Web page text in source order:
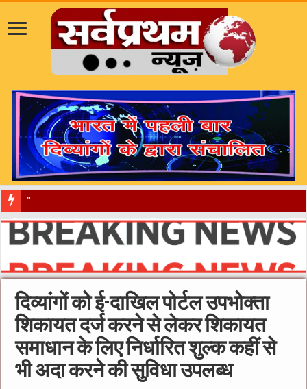
​”कानून तो बदल गया 2016 में, दिव्यांगों क
दिव्यांगों को ई-दाखिल पोर्टल उपभोक्ता
शिकायत दर्ज करने से लेकर शिकायत
समाधान के लिए निर्धारित शुल्क कहीं से
भी अदा करने की सुविधा उपलब्ध